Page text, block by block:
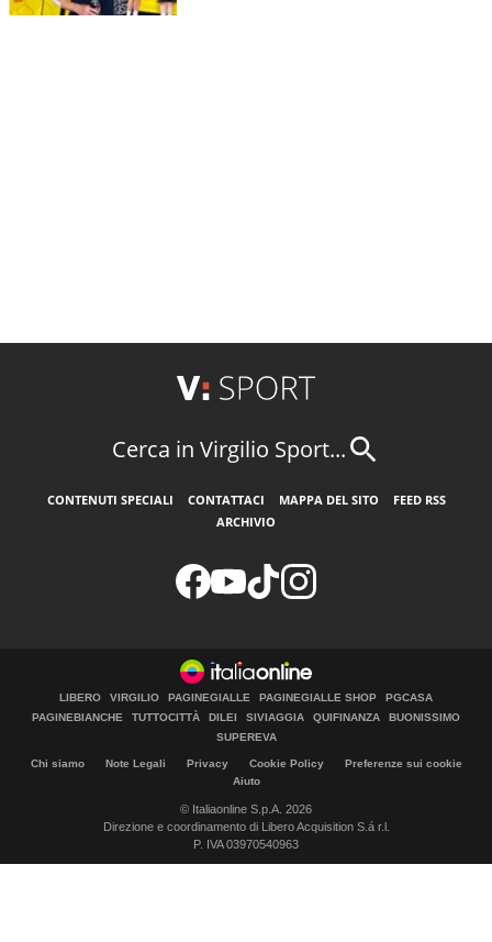
Cerca in Virgilio Sport...
CONTENUTI SPECIALI CONTATTACI MAPPA DEL SITO
FEED RSS
ARCHIVIO
LIBERO VIRGILIO PAGINEGIALLE PAGINEGIALLE SHOP
PGCASA
PAGINEBIANCHE
TUTTOCITTÀ DILEI SIVIAGGIA QUIFINANZA
BUONISSIMO
SUPEREVA
Chi siamo Note Legali Privacy Cookie Policy
Preferenze sui cookie
Aiuto
© Italiaonline S.p.A. 2026
Direzione e coordinamento di Libero Acquisition S.á r.l.
P. IVA 03970540963